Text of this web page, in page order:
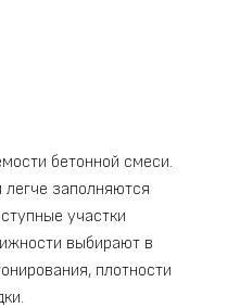
бетонной смеси.
заполняются
участки
выбирают в
плотности